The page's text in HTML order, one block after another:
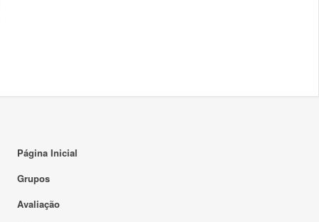
Página Inicial
Grupos
Avaliação